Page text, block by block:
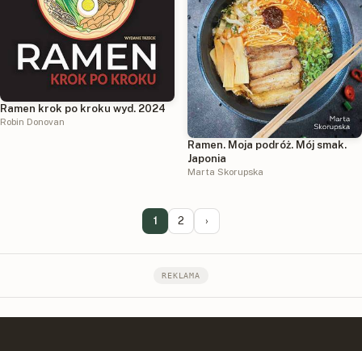
Ramen krok po kroku wyd. 2024
Robin Donovan
Ramen. Moja podróż. Mój smak.
Japonia
Marta Skorupska
1 2 ›
REKLAMA